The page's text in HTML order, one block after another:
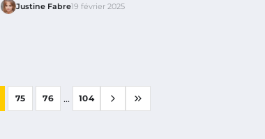
Justine Fabre19 février 2025
75 76 ... 104